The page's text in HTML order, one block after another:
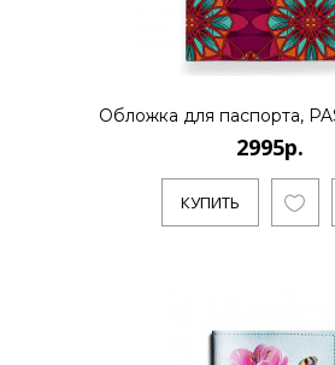
Обложка для паспорта,
2995р.
КУПИТЬ